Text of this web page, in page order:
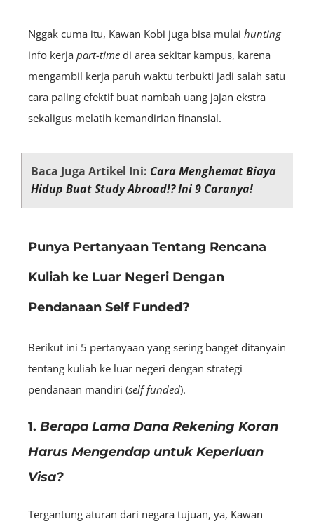
Nggak cuma itu, Kawan Kobi juga bisa mulai hunting
info kerja part-time di area sekitar kampus, karena
mengambil kerja paruh waktu terbukti jadi salah satu
cara paling efektif buat nambah uang jajan ekstra
sekaligus melatih kemandirian finansial.
Baca Juga Artikel Ini: Cara Menghemat Biaya
Hidup Buat Study Abroad!? Ini 9 Caranya!
Punya Pertanyaan Tentang Rencana
Kuliah ke Luar Negeri Dengan
Pendanaan Self Funded?
Berikut ini 5 pertanyaan yang sering banget ditanyain
tentang kuliah ke luar negeri dengan strategi
pendanaan mandiri (self funded).
1. Berapa Lama Dana Rekening Koran
Harus Mengendap untuk Keperluan
Visa?
Tergantung aturan dari negara tujuan, ya, Kawan